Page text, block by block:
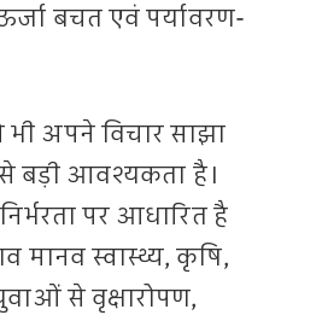
बचत एवं पर्यावरण-
भी अपने विचार साझा
बड़ी आवश्यकता है।
पर आधारित है
मानव स्वास्थ्य, कृषि,
से वृक्षारोपण,